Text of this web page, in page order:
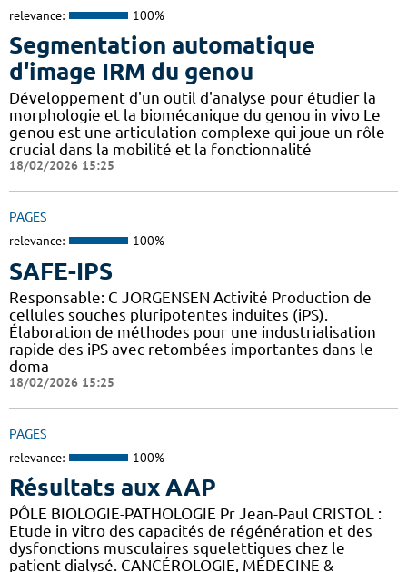
relevance: 100%
Segmentation automatique
d'image IRM du genou
Développement d'un outil d'analyse pour étudier la
morphologie et la biomécanique du genou in vivo Le
genou est une articulation complexe qui joue un rôle
crucial dans la mobilité et la fonctionnalité
18/02/2026 15:25
PAGES
relevance: 100%
SAFE-IPS
Responsable: C JORGENSEN Activité Production de
cellules souches pluripotentes induites (iPS).
Élaboration de méthodes pour une industrialisation
rapide des iPS avec retombées importantes dans le
doma
18/02/2026 15:25
PAGES
relevance: 100%
Résultats aux AAP
PÔLE BIOLOGIE-PATHOLOGIE Pr Jean-Paul CRISTOL :
Etude in vitro des capacités de régénération et des
dysfonctions musculaires squelettiques chez le
patient dialysé. CANCÉROLOGIE, MÉDECINE &